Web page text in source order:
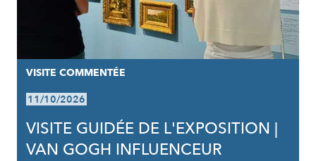
VISITE COMMENTÉE
11/10/2026
VISITE GUIDÉE DE L'EXPOSITION |
VAN GOGH INFLUENCEUR